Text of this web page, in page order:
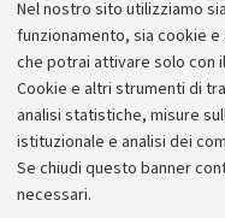
Nel nostro sito utilizziamo
funzionamento, sia cookie
che potrai attivare solo con
Cookie e altri strumenti di
analisi statistiche, misure
istituzionale e analisi dei
Se chiudi questo banner
necessari.
tenendo conto che il
MIUR è stato fissato